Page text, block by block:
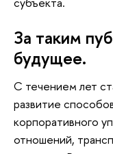
За таким
будущее.
С течением лет
развитие
корпоративного
отношений,